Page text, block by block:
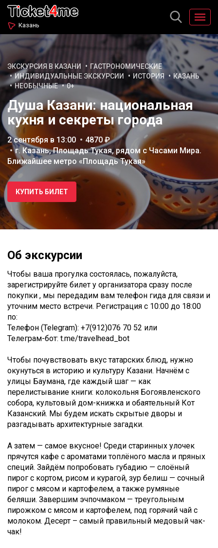
Казань
ЭКСКУРСИЯ В КАЗАНИ
ГАСТРОНОМИЧЕСКИЕ
ИНДИВИДУАЛЬНЫЕ ЭКСКУРСИИ
ИСТОРИЯ
КАЗАНЬ
НЕОБЫЧНЫЕ
0+
Душа Казани: национальная
кухня и секреты города
2 сентября в 13:00
4870 ₽
г. Казань, Площадь Тукая, рядом с Часами Мира.
Ближайшее метро «Площадь Тукая»
КУПИТЬ БИЛЕТ
Об экскурсии
Чтобы ваша прогулка состоялась, пожалуйста,
зарегистрируйте билет у организатора сразу после
покупки , мы передадим вам телефон гида для связи и
уточним место встречи. Регистрация с 10:00 до 18:00
по:
Телефон (Telegram): +7(912)076 70 52 или
Телеграм-бот: t.me/travelhead_bot
Чтобы почувствовать вкус татарских блюд, нужно
окунуться в историю и культуру Казани. Начнём с
улицы Баумана, где каждый шаг — как
перелистывание книги: колокольня Богоявленского
собора, культовый дом-книжка и обаятельный Кот
Казанский. Мы будем искать скрытые дворы и
разгадывать архитектурные загадки.
А затем — самое вкусное! Среди старинных улочек
прячутся кафе с ароматами топлёного масла и пряных
специй. Зайдём попробовать губадию — слоёный
пирог с кортом, рисом и курагой, зур белиш — сочный
пирог с мясом и картофелем, а также румяные
беляши. Завершим эчпочмаком — треугольным
пирожком с мясом и картофелем, под горячий чай с
молоком. Десерт – самый правильный медовый чак-
чак!